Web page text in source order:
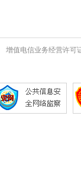
增值电信业务经营许